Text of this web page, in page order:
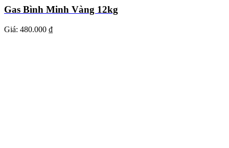
Gas Bình Minh Vàng 12kg
Giá: 480.000 ₫